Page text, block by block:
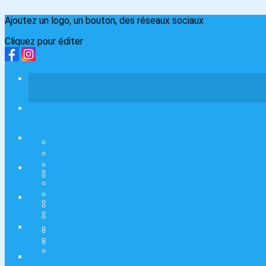
Ajoutez un logo, un bouton, des réseaux sociaux
Cliquez pour éditer